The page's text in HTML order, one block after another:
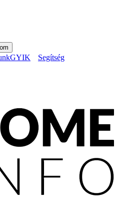
GYIK Segítség